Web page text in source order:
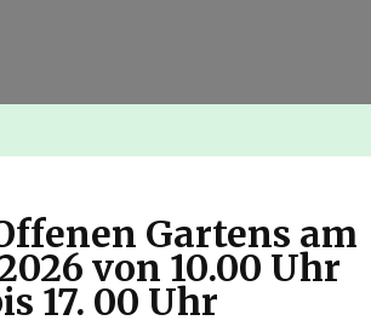
Gartens am
von 10.00 Uhr
17. 00 Uhr